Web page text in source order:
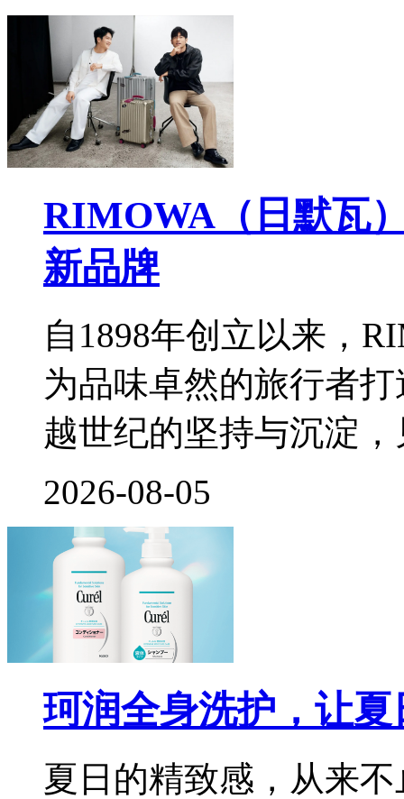
RIMOWA（日默瓦
新品牌
自1898年创立以来，
为品味卓然的旅行者
越世纪的坚持与沉淀
2026-08-05
珂润全身洗护，让
夏日的精致感，从来